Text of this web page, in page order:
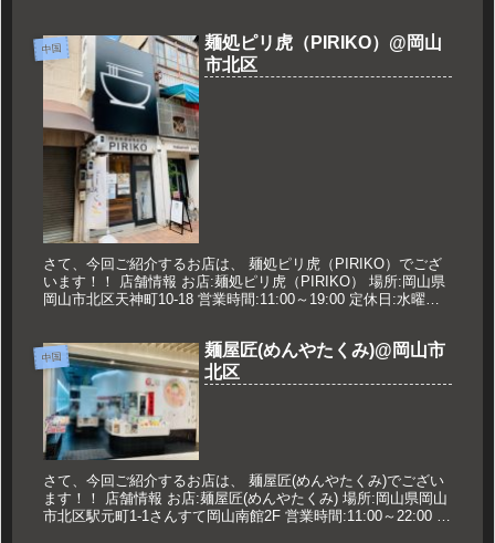
中国
麺処ピリ虎（PIRIKO）@岡山
市北区
さて、今回ご紹介するお店は、 麺処ピリ虎（PIRIKO）でござ
います！！ 店舗情報 お店:麺処ピリ虎（PIRIKO） 場所:岡山県
岡山市北区天神町10-18 営業時間:11:00～19:00 定休日:水曜日
中国
麺屋匠(めんやたくみ)@岡山市
北区
さて、今回ご紹介するお店は、 麺屋匠(めんやたくみ)でござい
ます！！ 店舗情報 お店:麺屋匠(めんやたくみ) 場所:岡山県岡山
市北区駅元町1-1さんすて岡山南館2F 営業時間:11:00～22:00 定